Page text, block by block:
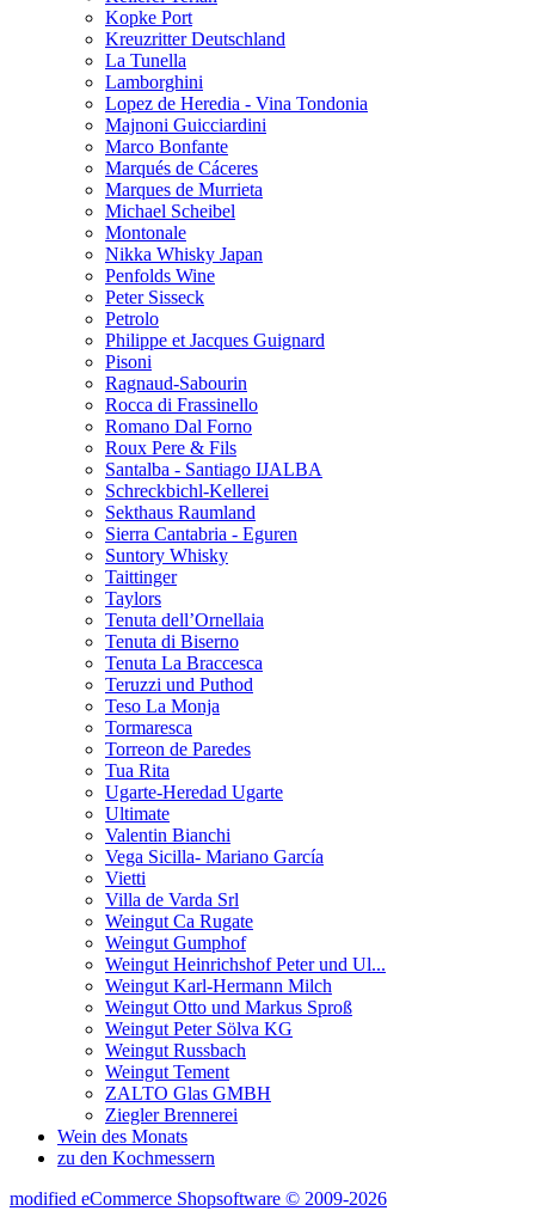
Kopke Port
Kreuzritter Deutschland
La Tunella
Lamborghini
Lopez de Heredia - Vina Tondonia
Majnoni Guicciardini
Marco Bonfante
Marqués de Cáceres
Marques de Murrieta
Michael Scheibel
Montonale
Nikka Whisky Japan
Penfolds Wine
Peter Sisseck
Petrolo
Philippe et Jacques Guignard
Pisoni
Ragnaud-Sabourin
Rocca di Frassinello
Romano Dal Forno
Roux Pere & Fils
Santalba - Santiago IJALBA
Schreckbichl-Kellerei
Sekthaus Raumland
Sierra Cantabria - Eguren
Suntory Whisky
Taittinger
Taylors
Tenuta dell’Ornellaia
Tenuta di Biserno
Tenuta La Braccesca
Teruzzi und Puthod
Teso La Monja
Tormaresca
Torreon de Paredes
Tua Rita
Ugarte-Heredad Ugarte
Ultimate
Valentin Bianchi
Vega Sicilla- Mariano García
Vietti
Villa de Varda Srl
Weingut Ca Rugate
Weingut Gumphof
Weingut Heinrichshof Peter und Ul...
Weingut Karl-Hermann Milch
Weingut Otto und Markus Sproß
Weingut Peter Sölva KG
Weingut Russbach
Weingut Tement
ZALTO Glas GMBH
Ziegler Brennerei
Wein des Monats
zu den Kochmessern
modified eCommerce Shopsoftware © 2009-2026